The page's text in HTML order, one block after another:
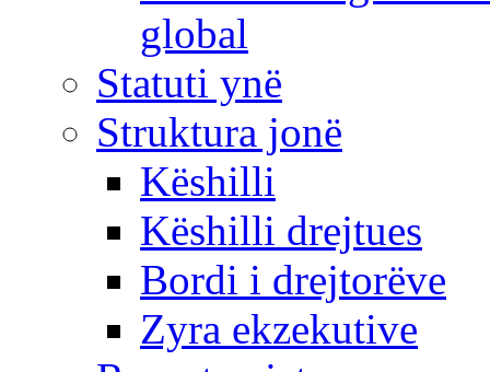
global
Statuti ynë
Struktura jonë
Këshilli
Këshilli drejtues
Bordi i drejtorëve
Zyra ekzekutive